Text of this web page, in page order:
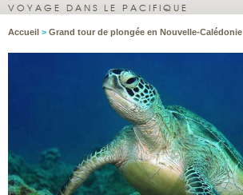
VOYAGE DANS LE PACIFIQUE
Accueil > Grand tour de plongée en Nouvelle-Calédonie